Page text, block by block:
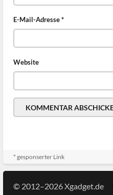
E-Mail-Adresse*
Website
* gesponserter Link
© 2012–2026 Xgadget.de